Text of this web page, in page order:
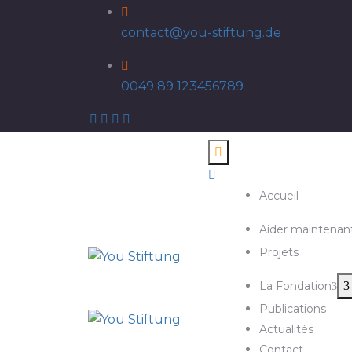
contact@you-stiftung.de
0049 89 123456789
Accueil
Aider
Projets
La Fondation
Publications
Actualités